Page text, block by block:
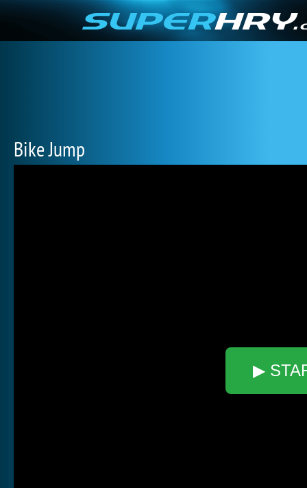
Bike Jump
▶